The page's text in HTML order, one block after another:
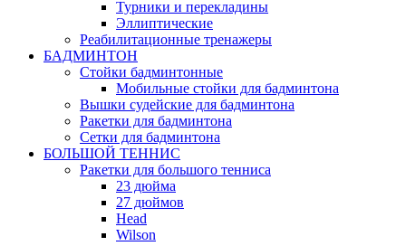
Турники и перекладины
Эллиптические
Реабилитационные тренажеры
БАДМИНТОН
Стойки бадминтонные
Мобильные стойки для бадминтона
Вышки судейские для бадминтона
Ракетки для бадминтона
Сетки для бадминтона
БОЛЬШОЙ ТЕННИС
Ракетки для большого тенниса
23 дюйма
27 дюймов
Head
Wilson